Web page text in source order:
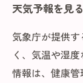
天気予報を見
気象庁が提供
く、気温や湿
情報は、健康管